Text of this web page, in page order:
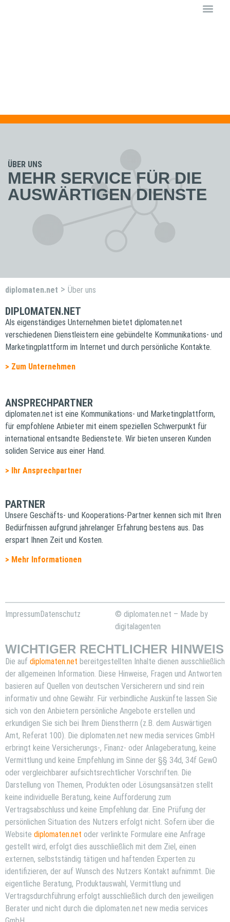
ÜBER UNS
MEHR SERVICE FÜR DIE
AUSWÄRTIGEN DIENSTE​
diplomaten.net > Über uns
DIPLOMATEN.NET
Als eigenständiges Unternehmen bietet diplomaten.net
verschiedenen Dienstleistern eine gebündelte Kommunikations- und
Marketingplattform im Internet und durch persönliche Kontakte.
> Zum Unternehmen
ANSPRECHPARTNER
diplomaten.net ist eine Kommunikations- und Marketingplattform,
für empfohlene Anbieter mit einem speziellen Schwerpunkt für
international entsandte Bedienstete. Wir bieten unseren Kunden
soliden Service aus einer Hand.
> Ihr Ansprechpartner
PARTNER
Unsere Geschäfts- und Kooperations-Partner kennen sich mit Ihren
Bedürfnissen aufgrund jahrelanger Erfahrung bestens aus. Das
erspart Ihnen Zeit und Kosten.
> Mehr Informationen
Impressum Datenschutz
© diplomaten.net – Made by
digitalagenten
WICHTIGER RECHTLICHER HINWEIS
Die auf diplomaten.net bereitgestellten Inhalte dienen ausschließlich
der allgemeinen Information. Diese Hinweise, Fragen und Antworten
basieren auf Quellen von deutschen Versicherern und sind rein
informativ und ohne Gewähr. Für verbindliche Auskünfte lassen Sie
sich von den Anbietern persönliche Angebote erstellen und
erkundigen Sie sich bei Ihrem Dienstherrn (z.B. dem Auswärtigen
Amt, Referat 100). Die diplomaten.net new media services GmbH
erbringt keine Versicherungs-, Finanz- oder Anlageberatung, keine
Vermittlung und keine Empfehlung im Sinne der §§ 34d, 34f GewO
oder vergleichbarer aufsichtsrechtlicher Vorschriften. Die
Darstellung von Themen, Produkten oder Lösungsansätzen stellt
keine individuelle Beratung, keine Aufforderung zum
Vertragsabschluss und keine Empfehlung dar. Eine Prüfung der
persönlichen Situation des Nutzers erfolgt nicht. Sofern über die
Website diplomaten.net oder verlinkte Formulare eine Anfrage
gestellt wird, erfolgt dies ausschließlich mit dem Ziel, einen
externen, selbstständig tätigen und haftenden Experten zu
identifizieren, der auf Wunsch des Nutzers Kontakt aufnimmt. Die
eigentliche Beratung, Produktauswahl, Vermittlung und
Vertragsdurchführung erfolgt ausschließlich durch den jeweiligen
Berater und nicht durch die diplomaten.net new media services